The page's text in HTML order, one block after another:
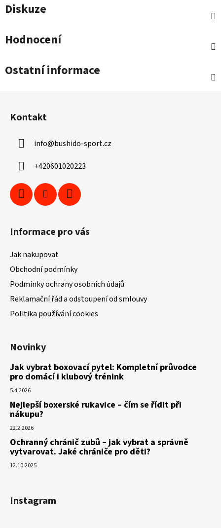
Diskuze
Hodnocení
Ostatní informace
Kontakt
info@bushido-sport.cz
+420601020223
Informace pro vás
Jak nakupovat
Obchodní podmínky
Podmínky ochrany osobních údajů
Reklamační řád a odstoupení od smlouvy
Politika používání cookies
Novinky
Jak vybrat boxovací pytel: Kompletní průvodce
pro domácí i klubový trénink
5.4.2026
Nejlepší boxerské rukavice – čím se řídit při
nákupu?
22.2.2026
Ochranný chránič zubů – jak vybrat a správně
vytvarovat. Jaké chrániče pro děti?
12.10.2025
Instagram